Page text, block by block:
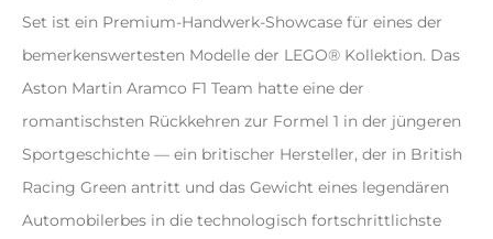
Set ist ein Premium-Handwerk-Showcase für eines der
bemerkenswertesten Modelle der LEGO® Kollektion. Das
Aston Martin Aramco F1 Team hatte eine der
romantischsten Rückkehren zur Formel 1 in der jüngeren
Sportgeschichte — ein britischer Hersteller, der in British
Racing Green antritt und das Gewicht eines legendären
Automobilerbes in die technologisch fortschrittlichste